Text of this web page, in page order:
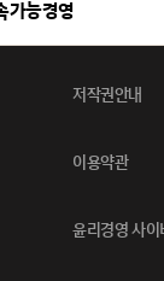
가능경영
저작권안내
이용약관
윤리경영 사이